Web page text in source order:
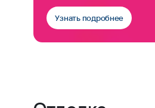
Узнать подробнее